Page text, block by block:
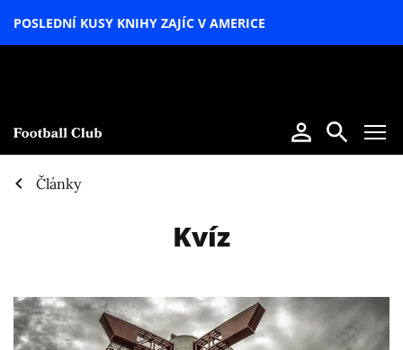
POSLEDNÍ KUSY KNIHY ZAJÍC V AMERICE
Články
Kvíz